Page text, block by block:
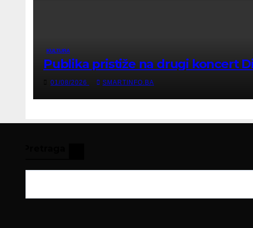
KULTURA
Publika pristiže na drugi koncert
01/08/2026 SMARTINFO.BA